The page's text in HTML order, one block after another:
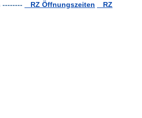
-------- RZ Öffnungszeiten
RZ